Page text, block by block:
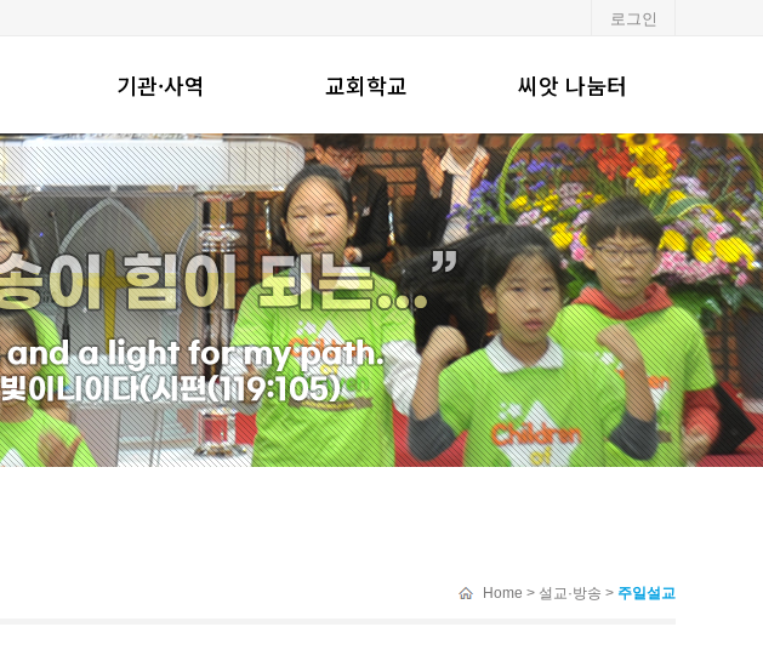
로그인
기관·사역
기관
지역사회와함께
선교사역
교회학교
유·초등부
중·고등부
청년부
씨앗 나눔터
알려드립니다
포토갤러리
행사일정
교회주보
강단기도문
Home > 설교·방송 > 주일설교